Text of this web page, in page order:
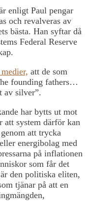
enligt Paul pengar
och revalveras av
bästa. Han syftar då
Federal Reserve
att de som
founding fathers…
av silver”.
har bytts ut mot
att system därför kan
att trycka
energibolag med
på inflationen
som får det
den politiska eliten,
tjänar på att en